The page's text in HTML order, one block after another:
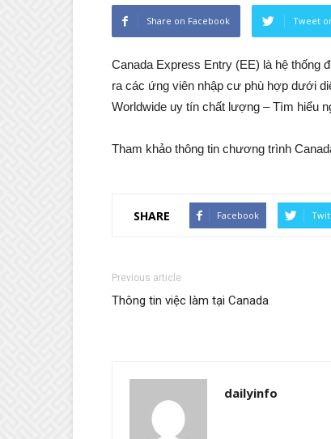
Share on Facebook Tweet
Canada Express Entry (EE) là hệ thống
ra các ứng viên nhập cư phù hợp dưới
Worldwide uy tín chất lượng – Tìm hiểu
Tham khảo thông tin chương trình
SHARE Facebook
Previous article
Thông tin việc làm tại Canada
dailyinfo